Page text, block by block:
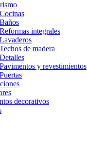
Cocinas
Baños
Reformas integrales
Lavaderos
Techos de madera
Detalles
Pavimentos y revestimientos
Puertas
decorativos